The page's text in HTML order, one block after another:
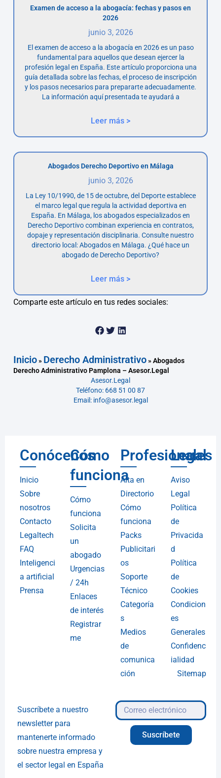
Examen de acceso a la abogacía: fechas y pasos en
2026
junio 3, 2026
El examen de acceso a la abogacía en 2026 es un paso
fundamental para aquellos que desean ejercer la
profesión legal en España. Este artículo proporciona una
guía detallada sobre las fechas, el proceso de inscripción
y los pasos necesarios para prepararte adecuadamente.
La información aquí presentada te ayudará a
Leer más >
Abogados Derecho Deportivo en Málaga
junio 3, 2026
La Ley 10/1990, de 15 de octubre, del Deporte establece
el marco legal que regula la actividad deportiva en
España. En Málaga, los abogados especializados en
Derecho Deportivo combinan experiencia en contratos,
dopaje y representación disciplinaria. Consulte nuestro
directorio local: Abogados en Málaga. ¿Qué hace un
abogado de Derecho Deportivo?
Leer más >
Comparte este artículo en tus redes sociales:
Inicio» Derecho Administrativo»Abogados
Derecho Administrativo Pamplona – Asesor.Legal
Asesor.Legal
Teléfono: 668 51 00 87
Email: info@asesor.legal
Conócenos
Inicio
Sobre
nosotros
Contacto
Legaltech
FAQ
Inteligenci
a artificial
Prensa
Cómo
funciona
Cómo
funciona
Solicita
un
abogado
Urgencias
/ 24h
Enlaces
de interés
Registrar
me
Profesionales
Alta en
Directorio
Cómo
funciona
Packs
Publicitari
os
Soporte
Técnico
Categoría
s
Medios
de
comunica
ción
Legal
Aviso
Legal
Política
de
Privacida
d
Política
de
Cookies
Condicion
es
Generales
Confidenc
ialidad
Sitemap
Suscríbete a nuestro
newsletter para
mantenerte informado
sobre nuestra empresa y
el sector legal en España
Suscríbete